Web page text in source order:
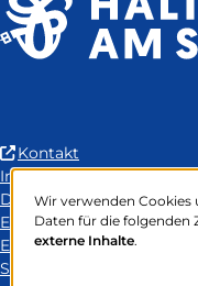
Kontakt
ist
extern
und
öffnet
Impressum
Datenschutz
Erklärung zur
Easy-to-Read Language
Sitemap
Verwendung
von
personenbezogenen
Wir verwenden Cookies
Daten für die folgenden
externe Inhalte.